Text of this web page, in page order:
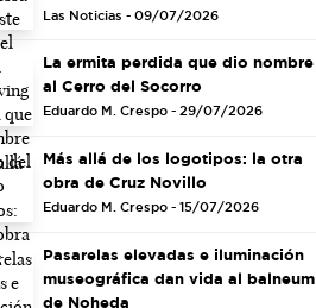
Las Noticias - 09/07/2026
La ermita perdida que dio nombre
al Cerro del Socorro
Eduardo M. Crespo - 29/07/2026
Más allá de los logotipos: la otra
obra de Cruz Novillo
Eduardo M. Crespo - 15/07/2026
Pasarelas elevadas e iluminación
museográfica dan vida al balneum
de Noheda